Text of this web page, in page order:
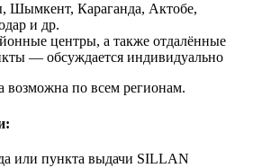
Шымкент, Караганда, Актобе,
и др.
центры, а также отдалённые
— обсуждается индивидуально
возможна по всем регионам.
или пункта выдачи SILLAN